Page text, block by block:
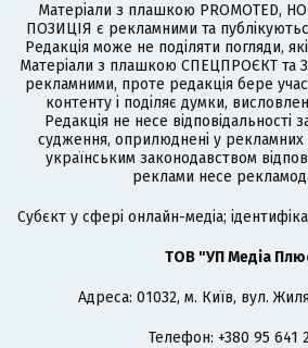
Матеріали з плашкою PROMOTED,
ПОЗИЦІЯ є рекламними та
Редакція може не поділяти погляди,
Матеріали з плашкою СПЕЦПРОЄКТ та
рекламними, проте редакція бере
контенту і поділяє думки,
Редакція не несе відповідальності
судження, оприлюднені у рекламних
українським законодавством
реклами несе
Cубєкт у сфері онлайн-медіа;
ТОВ "УП Медіа
Адреса: 01032, м. Київ, вул.
Телефон: +380 95 641